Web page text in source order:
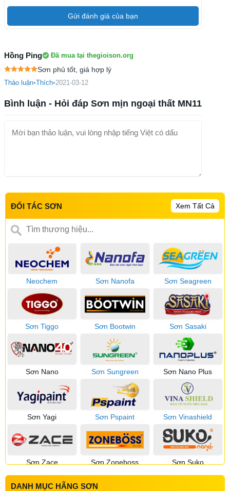
Gửi đánh giá của bạn
Hồng Ping Đã mua tại thegioison.org
Sơn phủ tốt, giá hợp lý
Thảo luận•Thích•2021-03-12
Bình luận - Hỏi đáp Sơn mịn ngoại thất MN11
ĐỐI TÁC SƠN Xem Tất Cả
Neochem Sơn Nanofa Sơn Seagreen
Sơn Tiggo Sơn Bootwin Sơn Sasaki
Sơn Nano Sơn Sungreen Sơn Nano Plus
Sơn Yagi Sơn Pspaint Sơn Vinashield
Sơn Zace Sơn Zoneboss Sơn Suko
DANH MỤC HÃNG SƠN